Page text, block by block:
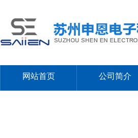
网站首页 公司简介